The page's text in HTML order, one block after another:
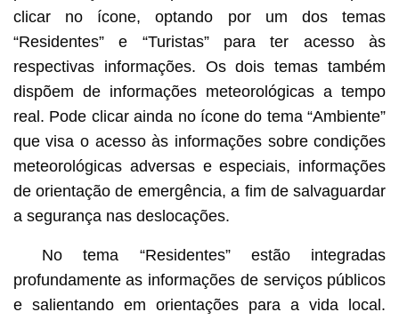
clicar no ícone, optando por um dos temas
“Residentes” e “Turistas” para ter acesso às
respectivas informações. Os dois temas também
dispõem de informações meteorológicas a tempo
real. Pode clicar ainda no ícone do tema “Ambiente”
que visa o acesso às informações sobre condições
meteorológicas adversas e especiais, informações
de orientação de emergência, a fim de salvaguardar
a segurança nas deslocações.
No tema “Residentes” estão integradas
profundamente as informações de serviços públicos
e salientando em orientações para a vida local.